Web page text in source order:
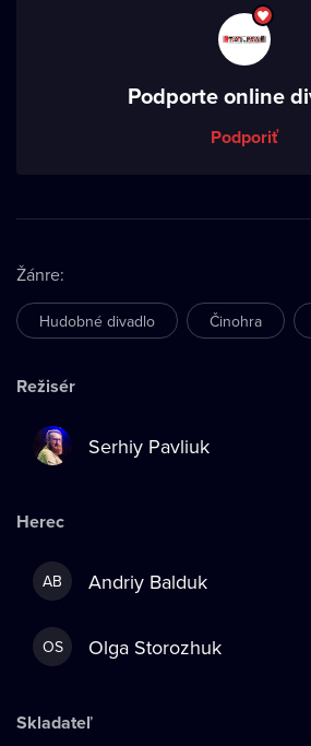
Podporte online
Podporiť
Žánre:
Hudobné divadlo Činohra
Režisér
Serhiy Pavliuk
Herec
AB Andriy Balduk
OS Olga Storozhuk
Skladateľ